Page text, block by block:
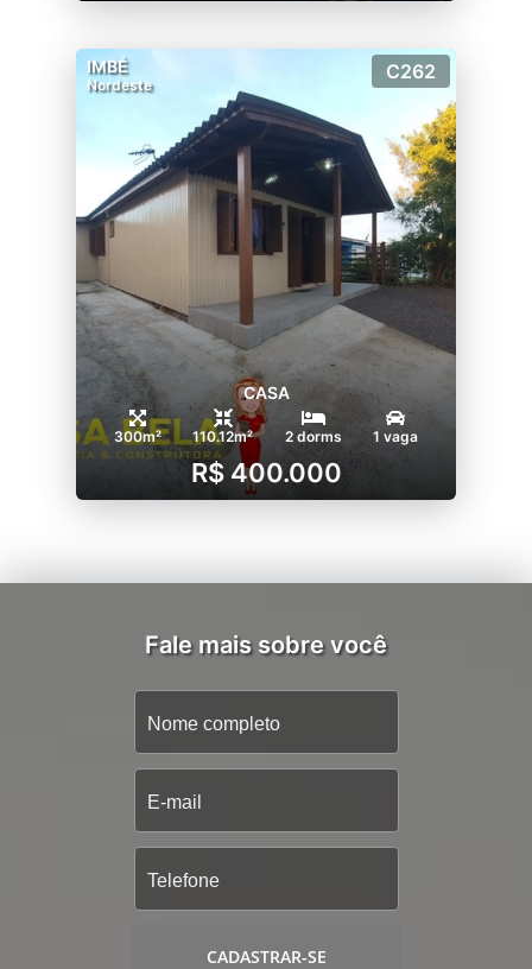
IMBÉ
Nordeste
C262
CASA
300m² 110.12m² 2 dorms 1 vaga
R$ 400.000
Fale mais sobre você
CADASTRAR-SE